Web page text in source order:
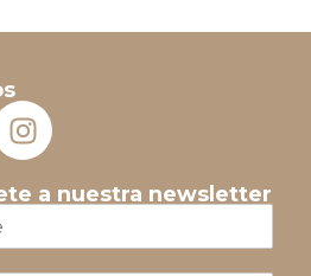
a nuestra newsletter